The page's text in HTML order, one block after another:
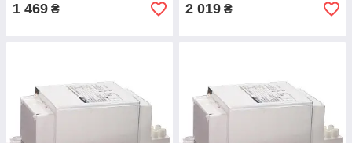
1 469 ₴ 2 019 ₴